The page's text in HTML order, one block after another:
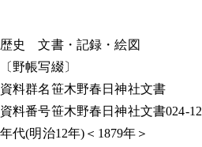
歴史
文書・記録・絵図
〔野帳写綴〕
資料群名笹木野春日神社文書
資料番号笹木野春日神社文書024-12
年代(明治12年)＜1879年＞